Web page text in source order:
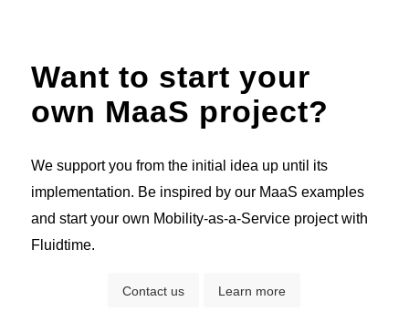
Want to start your
own MaaS project?
We support you from the initial idea up until its
implementation. Be inspired by our MaaS examples
and start your own Mobility-as-a-Service project with
Fluidtime.
Contact us Learn more